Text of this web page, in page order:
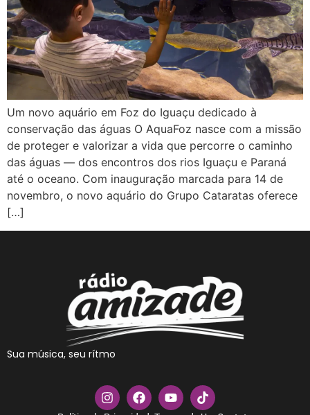
Um novo aquário em Foz do Iguaçu dedicado à
conservação das águas O AquaFoz nasce com a missão
de proteger e valorizar a vida que percorre o caminho
das águas — dos encontros dos rios Iguaçu e Paraná
até o oceano. Com inauguração marcada para 14 de
novembro, o novo aquário do Grupo Cataratas oferece
[…]
Sua música, seu rítmo